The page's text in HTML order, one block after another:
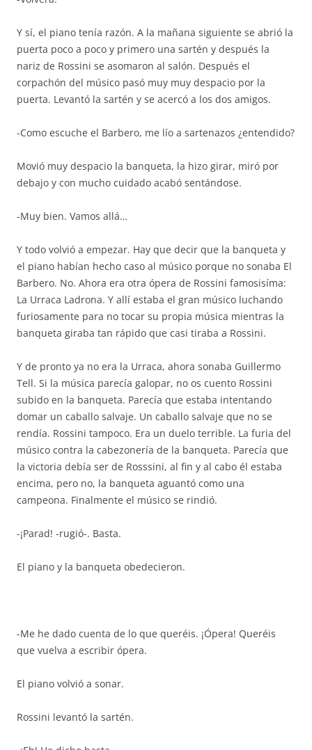
Y sí, el piano tenía razón. A la mañana siguiente se abrió la
puerta poco a poco y primero una sartén y después la
nariz de Rossini se asomaron al salón. Después el
corpachón del músico pasó muy muy despacio por la
puerta. Levantó la sartén y se acercó a los dos amigos.
-Como escuche el Barbero, me lío a sartenazos ¿entendido?
Movió muy despacio la banqueta, la hizo girar, miró por
debajo y con mucho cuidado acabó sentándose.
-Muy bien. Vamos allá…
Y todo volvió a empezar. Hay que decir que la banqueta y
el piano habían hecho caso al músico porque no sonaba El
Barbero. No. Ahora era otra ópera de Rossini famosisíma:
La Urraca Ladrona. Y allí estaba el gran músico luchando
furiosamente para no tocar su propia música mientras la
banqueta giraba tan rápido que casi tiraba a Rossini.
Y de pronto ya no era la Urraca, ahora sonaba Guillermo
Tell. Si la música parecía galopar, no os cuento Rossini
subido en la banqueta. Parecía que estaba intentando
domar un caballo salvaje. Un caballo salvaje que no se
rendía. Rossini tampoco. Era un duelo terrible. La furia del
músico contra la cabezonería de la banqueta. Parecía que
la victoria debía ser de Rosssini, al fin y al cabo él estaba
encima, pero no, la banqueta aguantó como una
campeona. Finalmente el músico se rindió.
-¡Parad! -rugió-. Basta.
El piano y la banqueta obedecieron.
-Me he dado cuenta de lo que queréis. ¡Ópera! Queréis
que vuelva a escribir ópera.
El piano volvió a sonar.
Rossini levantó la sartén.